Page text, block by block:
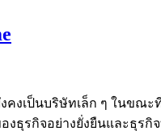
งเป็นบริษัทเล็ก ๆ ในขณ
ธุรกิจอย่างยั่งยืนและธุร